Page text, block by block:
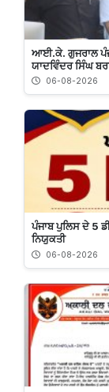
ਆਈ.ਕੇ. ਗੁਜਰਾਲ
ਯਾਦਵਿੰਦਰ ਸਿੰਘ
06-08-2026
ਪੰਜਾਬ ਪੁਲਿਸ ਦੇ 5
ਨਿਯੁਕਤੀ
06-08-2026